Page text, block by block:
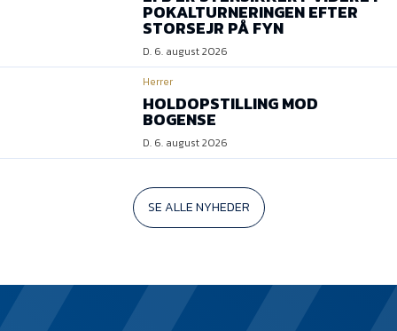
POKALTURNERINGEN EFTER
STORSEJR PÅ FYN
D. 6. august 2026
Herrer
HOLDOPSTILLING MOD
BOGENSE
D. 6. august 2026
SE ALLE NYHEDER